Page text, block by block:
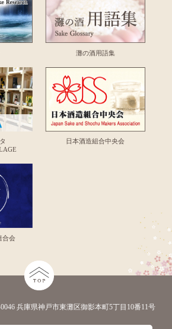
灘の酒用語集
日本酒造組合中央会
合会
兵庫県神戸市東灘区御影本町5丁目10番11号